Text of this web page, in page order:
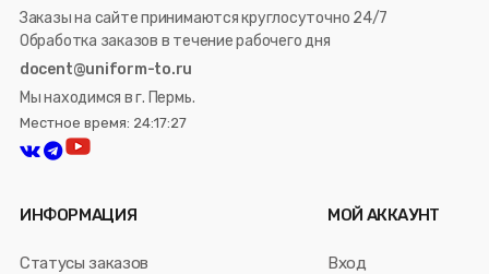
Заказы на сайте принимаются круглосуточно 24/7
Обработка заказов в течение рабочего дня
docent@uniform-to.ru
Мы находимся в г. Пермь.
Местное время: 24:17:28
ИНФОРМАЦИЯ
Статусы заказов
МОЙ АККАУНТ
Вход